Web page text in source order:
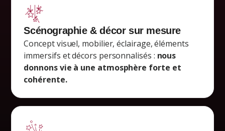
Scénographie & décor sur mesure
Concept visuel, mobilier, éclairage, éléments
immersifs et décors personnalisés : nous
donnons vie à une atmosphère forte et
cohérente.